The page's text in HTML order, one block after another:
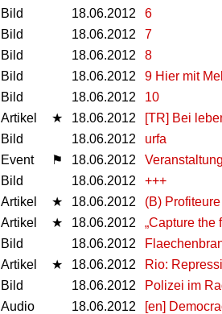
Bild 18.06.2012
6
Bild 18.06.2012
7
Bild 18.06.2012
8
Bild 18.06.2012
9 Hier mit
Bild 18.06.2012
10
Artikel ★ 18.06.2012
[TR] Bei
Bild 18.06.2012
urfa
Event ⚑ 18.06.2012
Bild 18.06.2012
+++
Artikel ★ 18.06.2012
(B)
Artikel ★ 18.06.2012
„Capture the
Bild 18.06.2012
Artikel ★ 18.06.2012
Rio:
Bild 18.06.2012
Polizei im
Audio 18.06.2012
[en]